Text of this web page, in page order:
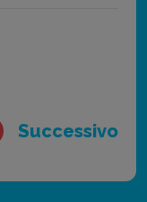
Successivo